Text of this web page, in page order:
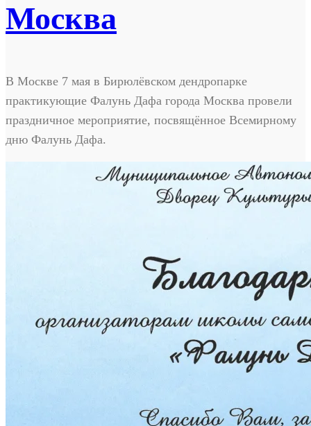
Москва
В Москве 7 мая в Бирюлёвском дендропарке
практикующие Фалунь Дафа города Москва провели
праздничное мероприятие, посвящённое Всемирному
дню Фалунь Дафа.